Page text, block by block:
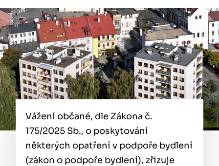
Vážení občané, dle Zákona č.
175/2025 Sb., o poskytování
některých opatření v podpoře bydlení
(zákon o podpoře bydlení), zřizuje